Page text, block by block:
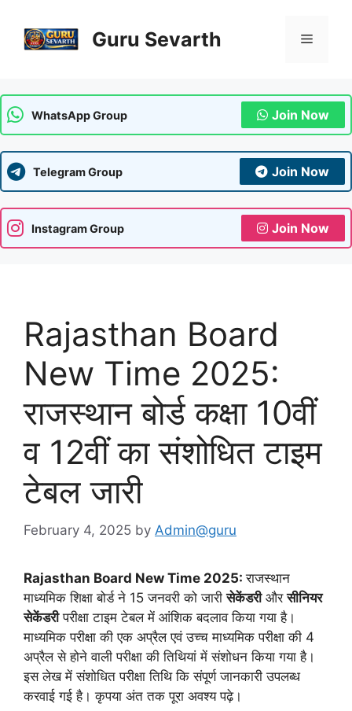
content
Guru Sevarth Menu
WhatsApp Group Join Now
Telegram Group Join Now
Instagram Group Join Now
Rajasthan Board
New Time 2025:
राजस्थान बोर्ड कक्षा 10वीं
व 12वीं का संशोधित टाइम
टेबल जारी
February 4, 2025 by Admin@guru
Rajasthan Board New Time 2025:राजस्थान
माध्यमिक शिक्षा बोर्ड ने 15 जनवरी को जारीसेकेंडरीऔरसीनियर
सेकेंडरीपरीक्षा टाइम टेबल में आंशिक बदलाव किया गया है।
माध्यमिक परीक्षा की एक अप्रैल एवं उच्च माध्यमिक परीक्षा की 4
अप्रैल से होने वाली परीक्षा की तिथियां में संशोधन किया गया है।
इस लेख में संशोधित परीक्षा तिथि कि संपूर्ण जानकारी उपलब्ध
करवाई गई है। कृपया अंत तक पूरा अवश्य पढ़े।